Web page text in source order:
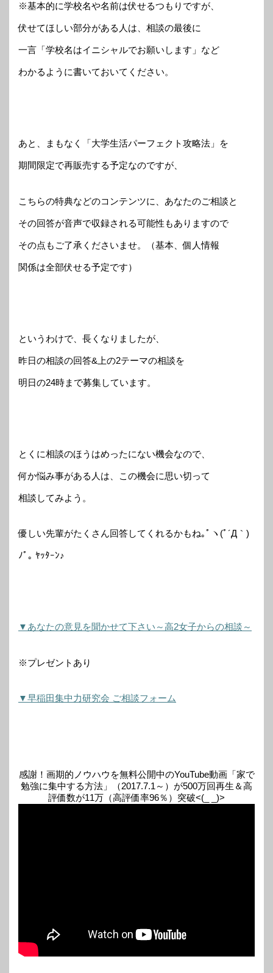
※基本的に学校名や名前は伏せるつもりですが、
伏せてほしい部分がある人は、相談の最後に
一言「学校名はイニシャルでお願いします」など
わかるように書いておいてください。
あと、まもなく「大学生活パーフェクト攻略法」を
期間限定で再販売する予定なのですが、
こちらの特典などのコンテンツに、あなたのご相談と
その回答が音声で収録される可能性もありますので
その点もご了承くださいませ。（基本、個人情報
関係は全部伏せる予定です）
というわけで、長くなりましたが、
昨日の相談の回答&上の2テーマの相談を
明日の24時まで募集しています。
とくに相談のほうはめったにない機会なので、
何か悩み事がある人は、この機会に思い切って
相談してみよう。
優しい先輩がたくさん回答してくれるかもね｡ﾟヽ(ﾟ´Д｀)
ﾉﾟ｡ ﾔｯﾀｰﾝ♪
▼あなたの意見を聞かせて下さい～高2女子からの相談～
※プレゼントあり
▼早稲田集中力研究会 ご相談フォーム
感謝！画期的ノウハウを無料公開中のYouTube動画「家で
勉強に集中する方法」（2017.7.1～）が500万回再生＆高
評価数が11万（高評価率96％）突破<(_ _)>